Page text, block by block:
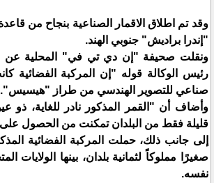
وقد تم اطلاق الاقمار الصناعية بنجاح من
"إندرا براديش" جنوبي الهند.
ونقلت صحيفة "إن دي تي في" المحلية عن
رئيس الوكالة قوله "إن المركبة الفضائية
صناعي للتصوير الهندسي من طراز "هيسيس".
وأضاف أن "القمر المذكور نادر للغاية، ذو
قليلة فقط من البلدان تمكنت من الحصول على
صغيرًا مملوكاً لثمانية بلدان، بينها الولايات
نفسه.